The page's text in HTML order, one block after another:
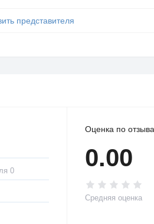
представителя
0
Оценка по
0.00
Средняя оценка